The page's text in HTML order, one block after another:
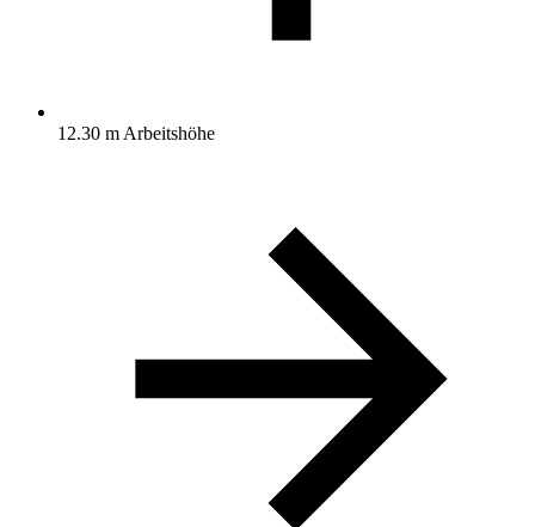
12.30 m Arbeitshöhe